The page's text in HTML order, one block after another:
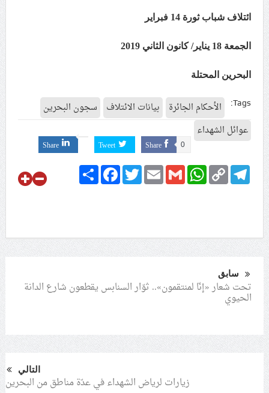
ائتلاف شباب ثورة 14 فبراير
الجمعة 18 يناير/ كانون الثاني 2019
البحرين المحتلة
Tags: الأحكام الجائرة بيانات الائتلاف
سجون البحرين
عوائل الشهداء
Share 0
Tweet
Share
ShareFacebookTwitterEmailGmail
WhatsApp Copy
Link
Telegram
سابق
تحت شعار «إنّا لمنتقمون».. ثوّار السنابس يقطعون شارع الدانة
الحيوي
التالي
زيارات لرياض الشهداء في عدّة مناطق من البحرين